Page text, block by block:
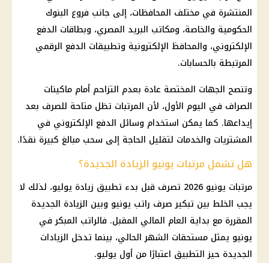
المنتشرة في مختلف المحافظات، إلى جانب فروع البنوك
الحكومية والخاصة، ومكاتب البريد المصري، وبطاقات الدفع
الإلكتروني، والمحافظ الإلكترونية وتطبيقات الدفع الرقمي
المرتبطة بالحسابات.
وتنصح الجهات المختصة عادة بعدم التزاحم أمام ماكينات
الصراف في اليوم الأول، لأن المرتبات تظل متاحة للصرف بعد
إيداعها. كما يمكن استخدام وسائل الدفع الإلكتروني في
المشتريات والخدمات لتقليل الحاجة إلى سحب مبالغ كبيرة نقدًا.
هل تشمل مرتبات يونيو الزيادة الجديدة؟
مرتبات يونيو 2026 تصرف قبل بدء تطبيق زيادة يوليو، لذلك لا
يجب الخلط بين تبكير صرف راتب يونيو وبين الزيادة الجديدة
المقررة مع بداية العام المالي المقبل. فالراتب المبكر في
يونيو يمثل مستحقات الشهر الحالي، بينما تدخل الزيادات
الجديدة حيز التطبيق اعتبارًا من أول يوليو.